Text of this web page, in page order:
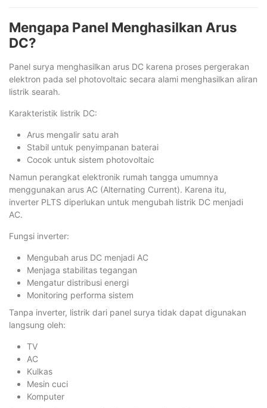
Mengapa Panel Menghasilkan Arus
DC?
Panel surya menghasilkan arus DC karena proses pergerakan
elektron pada sel photovoltaic secara alami menghasilkan aliran
listrik searah.
Karakteristik listrik DC:
Arus mengalir satu arah
Stabil untuk penyimpanan baterai
Cocok untuk sistem photovoltaic
Namun perangkat elektronik rumah tangga umumnya
menggunakan arus AC (Alternating Current). Karena itu,
inverter PLTS diperlukan untuk mengubah listrik DC menjadi
AC.
Fungsi inverter:
Mengubah arus DC menjadi AC
Menjaga stabilitas tegangan
Mengatur distribusi energi
Monitoring performa sistem
Tanpa inverter, listrik dari panel surya tidak dapat digunakan
langsung oleh:
TV
AC
Kulkas
Mesin cuci
Komputer